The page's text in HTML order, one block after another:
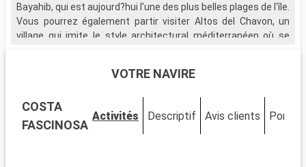
Bayahib, qui est aujourd?hui l'une des plus belles plages de l'île.
Vous pourrez également partir visiter Altos del Chavon, un
village qui imite le style architectural méditerranéen où se
paradisiaque de Saona, qui vous plongera dans un décor de
mangroves et vous émerveillera par la richesse de la faune
marine qui fait de l'île, un repère privilégié pour les plongeurs.
VOTRE NAVIRE
COSTA
FASCINOSA
Activités Descriptif Avis clients Ponts